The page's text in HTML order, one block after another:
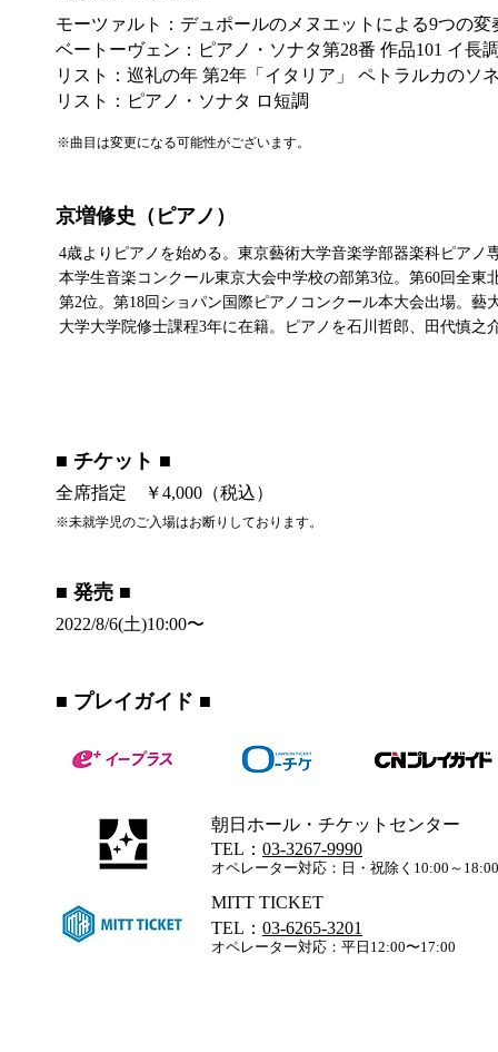
モーツァルト：デュポールのメヌエットによる9つの変
ベートーヴェン：ピアノ・ソナタ第28番 作品101 イ長
リスト：巡礼の年 第2年「イタリア」 ペトラルカのソ
リスト：ピアノ・ソナタ ロ短調
※曲目は変更になる可能性がございます。
京増修史（ピアノ）
4歳よりピアノを始める。東京藝術大学音楽学部器楽科ピア
本学生音楽コンクール東京大会中学校の部第3位。第60回全
第2位。第18回ショパン国際ピアノコンクール本大会出場。
大学大学院修士課程3年に在籍。ピアノを石川哲郎、田代慎之
​■ チケット ■
全席指定 ￥4,000（税込）
※未就学児のご入場はお断りしております。
​■ 発売 ■
​​2022/8/6(土)10:00〜
​■ プレイガイド ■
朝日ホール・チケットセンター
TEL： 03-3267-9990
オペレーター対応：日・祝除く10:00～18:00
MITT TICKET
TEL： 03-6265-3201
オペレーター対応：平日12:00〜17:00